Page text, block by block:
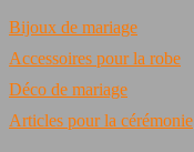
Bijoux de mariage
Accessoires pour la robe
Déco de mariage
Articles pour la cérémonie